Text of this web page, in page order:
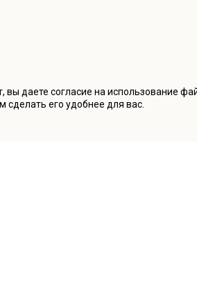
вы даете согласие на использование
его удобнее для вас.